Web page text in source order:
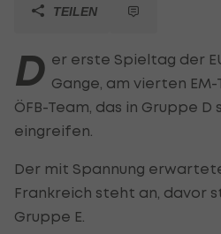
TEILEN
D er erste Spieltag der
Gange, am vierten
ÖFB-Team, das in Gruppe
eingreifen.
Der mit Spannung
Frankreich steht an, davor
Gruppe E.